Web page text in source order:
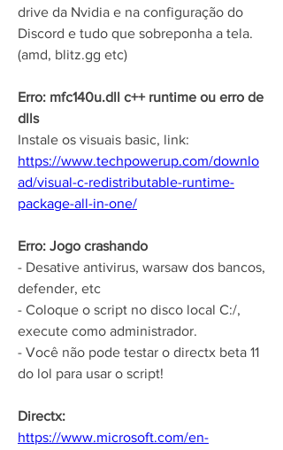
drive da Nvidia e na configuração do
Discord e tudo que sobreponha a tela.
(amd, blitz.gg etc)
Erro: mfc140u.dll c++ runtime ou erro de
dlls
https://www.techpowerup.com/downlo
ad/visual-c-redistributable-runtime-
package-all-in-one/
Erro: Jogo crashando
- Desative antivirus, warsaw dos bancos,
defender, etc
- Coloque o script no disco local C:/,
execute como administrador.
- Você não pode testar o directx beta 11
do lol para usar o script!
Directx:
https://www.microsoft.com/en-